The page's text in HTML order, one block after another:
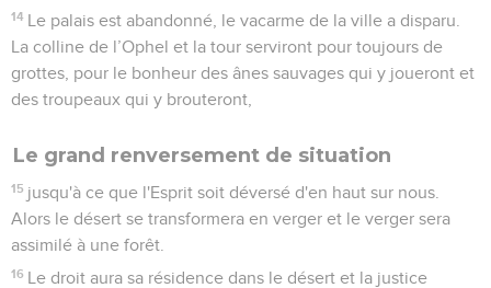
14 Le palais est abandonné, le vacarme de la ville a disparu.
La colline de l’Ophel et la tour serviront pour toujours de
grottes, pour le bonheur des ânes sauvages qui y joueront et
des troupeaux qui y brouteront,
Le grand renversement de situation
15 jusqu'à ce que l'Esprit soit déversé d'en haut sur nous.
Alors le désert se transformera en verger et le verger sera
assimilé à une forêt.
16 Le droit aura sa résidence dans le désert et la justice